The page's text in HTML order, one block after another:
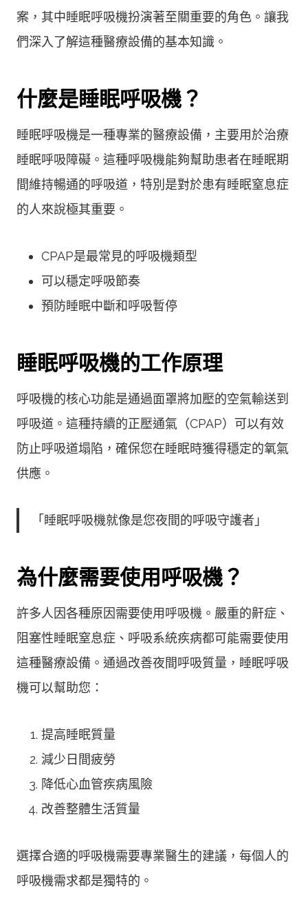
案，其中睡眠呼吸機扮演著至關重要的角色。讓我
們深入了解這種醫療設備的基本知識。
什麼是睡眠呼吸機？
睡眠呼吸機是一種專業的醫療設備，主要用於治療
睡眠呼吸障礙。這種呼吸機能夠幫助患者在睡眠期
間維持暢通的呼吸道，特別是對於患有睡眠窒息症
的人來說極其重要。
CPAP是最常見的呼吸機類型
可以穩定呼吸節奏
預防睡眠中斷和呼吸暫停
睡眠呼吸機的工作原理
呼吸機的核心功能是通過面罩將加壓的空氣輸送到
呼吸道。這種持續的正壓通氣（CPAP）可以有效
防止呼吸道塌陷，確保您在睡眠時獲得穩定的氧氣
供應。
「睡眠呼吸機就像是您夜間的呼吸守護者」
為什麼需要使用呼吸機？
許多人因各種原因需要使用呼吸機。嚴重的鼾症、
阻塞性睡眠窒息症、呼吸系統疾病都可能需要使用
這種醫療設備。通過改善夜間呼吸質量，睡眠呼吸
機可以幫助您：
提高睡眠質量
減少日間疲勞
降低心血管疾病風險
改善整體生活質量
選擇合適的呼吸機需要專業醫生的建議，每個人的
呼吸機需求都是獨特的。